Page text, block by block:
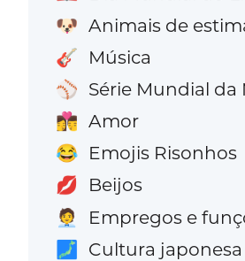
🐶 Animais de
🎸 Música
⚾ Série Mundial da
👩‍❤️‍💋‍👨 Amor
😂 Emojis Risonhos
💋 Beijos
🧑‍💼 Empregos e
🗾 Cultura japonesa